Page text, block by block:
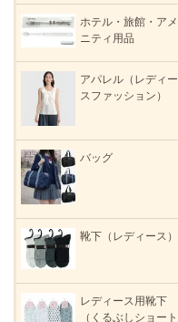
ホテル・旅館・アメ
ニティ用品
アパレル（レディー
スファッション）
バッグ
靴下（レディース）
レディース用靴下
（くるぶしショート